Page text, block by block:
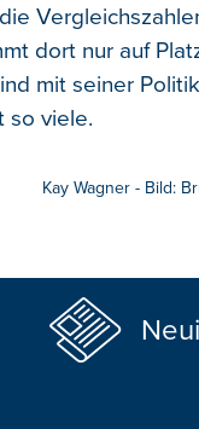
dort nur auf
mit seiner
so viele.
Kay Wagner - Bild: